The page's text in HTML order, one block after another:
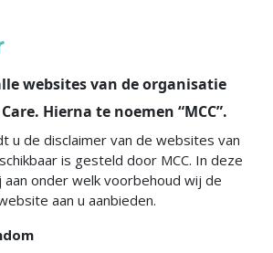
websites van de organisatie
Hierna te noemen “MCC”.
u de disclaimer van de websites van
is gesteld door MCC. In deze
onder welk voorbehoud wij de
aan u aanbieden.